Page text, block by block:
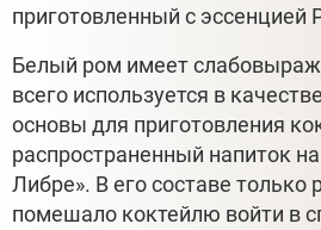
приготовленный с эссенцией
Белый ром имеет
всего используется в
основы для приготовления
распространенный напиток
Либре». В его составе только
помешало коктейлю войти в